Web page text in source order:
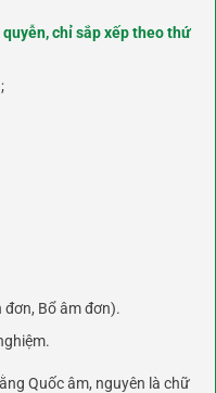
chỉ sắp xếp theo thứ
Bổ âm đơn).
Quốc âm, nguyên là chữ